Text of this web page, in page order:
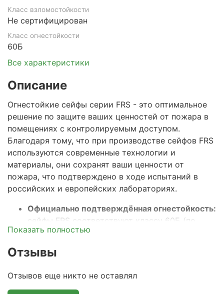
Класс взломостойкости
Не сертифицирован
Класс огнестойкости
60Б
Все характеристики
Описание
Огнестойкие сейфы серии FRS - это оптимальное
решение по защите ваших ценностей от пожара в
помещениях с контролируемым доступом.
Благодаря тому, что при производстве сейфов FRS
используются современные технологии и
материалы, они сохранят ваши ценности от
пожара, что подтверждено в ходе испытаний в
российских и европейских лабораториях.
Официально подтверждённая огнестойкость:
сейфы FRS соответствуют классу 60Б (по
ГОСТ Р 57384-2017), что гарантирует
пожаре в течение 60 минут. Этого времени
тушения стандартного пожара.
Показать полностью
Отзывы
Отзывов еще никто не оставлял